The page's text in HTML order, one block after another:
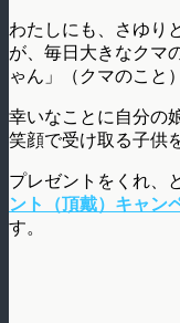
わたしにも、さゆり
が、毎日大きなクマ
ゃん」（クマのこと
幸いなことに自分の
笑顔で受け取る子供
プレゼントをくれ、
ント（頂戴）キャン
す。